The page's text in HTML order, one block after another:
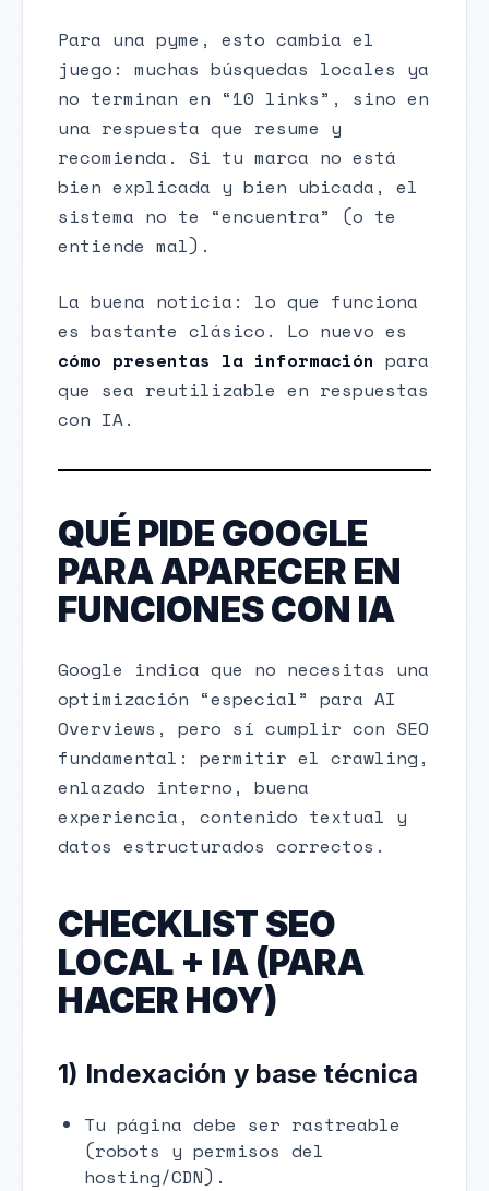
Para una pyme, esto cambia el
juego: muchas búsquedas locales ya
no terminan en “10 links”, sino en
una respuesta que resume y
recomienda. Si tu marca no está
bien explicada y bien ubicada, el
sistema no te “encuentra” (o te
entiende mal).
La buena noticia: lo que funciona
es bastante clásico. Lo nuevo es
cómo presentas la información para
que sea reutilizable en respuestas
con IA.
QUÉ PIDE GOOGLE
PARA APARECER EN
FUNCIONES CON IA
Google indica que no necesitas una
optimización “especial” para AI
Overviews, pero sí cumplir con SEO
fundamental: permitir el crawling,
enlazado interno, buena
experiencia, contenido textual y
datos estructurados correctos.
CHECKLIST SEO
LOCAL + IA (PARA
HACER HOY)
1) Indexación y base técnica
Tu página debe ser rastreable
(robots y permisos del
hosting/CDN).